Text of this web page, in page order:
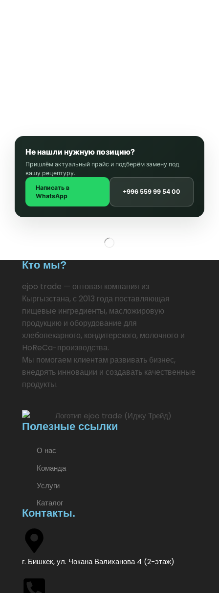
Не нашли нужную позицию?
Пришлём актуальный прайс и подберём замену под
вашу рецептуру.
Написать в
WhatsApp
+996 559 99 54 00
Кто мы?
ejoo trade — оптовая компания из
Кыргызстана, с 2013 года поставляющая
пищевые ингредиенты, масложировую
продукцию и оборудование для
хлебопекарного, кондитерского, молочного и
HoReCa-производства.
Мы помогаем клиентам развивать бизнес,
внедрять инновации и создавать качественные
продукты.
Полезные ссылки
О нас
Команда
Услуги
Каталог
Контакты.
г. Бишкек, ул. Чокана Валиханова 4 (2-этаж)